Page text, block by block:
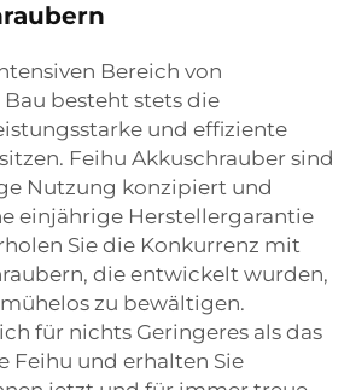
Bereich von
besteht stets die
und effiziente
Feihu Akkuschrauber sind
Nutzung konzipiert und
einjährige Herstellergarantie
Sie die Konkurrenz mit
die entwickelt wurden,
zu bewältigen.
für nichts Geringeres als das
Feihu und erhalten Sie